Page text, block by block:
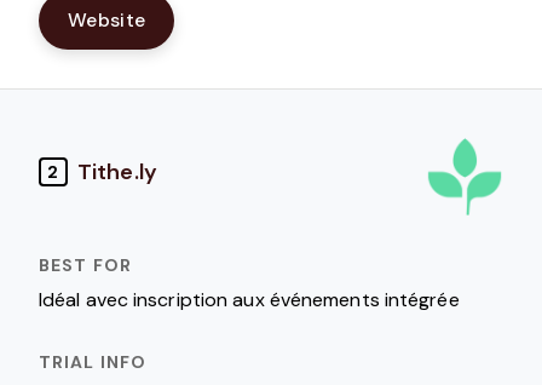
Website
2 Tithe.ly
Idéal avec inscription aux événements intégrée